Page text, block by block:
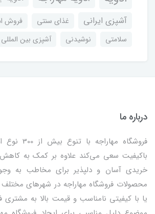
آشپزی ایرانی
غذای سنتی فروش
سلامتی
نوشیدنی آشپزی بین المللی
درباره ما
فروشگاه
باکیفیت سعی می‌کند علاوه بر کمک به کاهش
خریدی آسان و دلپذیر برای مخاطب به
محصولات فروشگاه مهاراجه در شهرهای
یا با کیفیتی نامناسب و قیمت بالا به